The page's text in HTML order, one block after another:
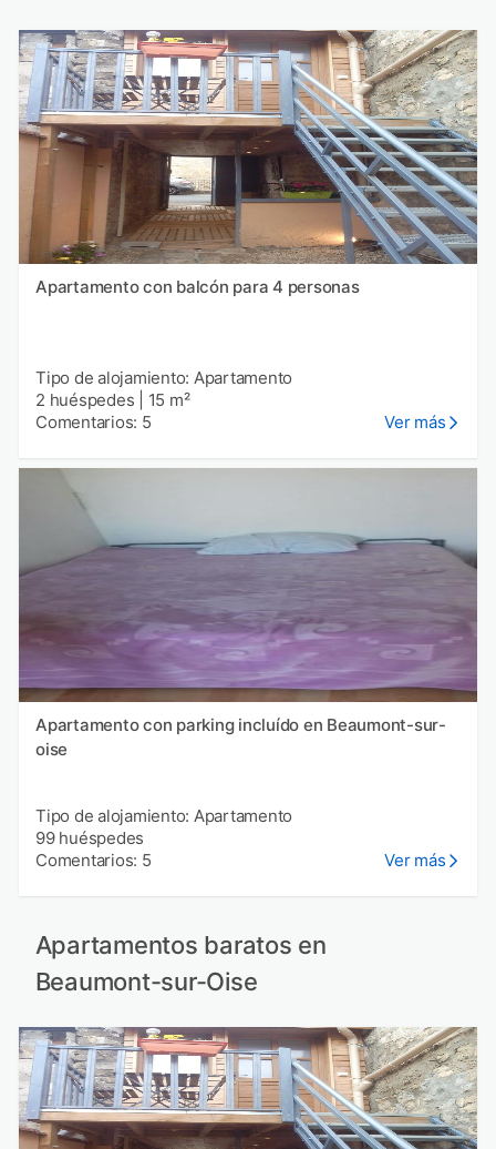
Apartamento con balcón para 4 personas
Tipo de alojamiento: Apartamento
2 huéspedes
15 m²
Comentarios: 5
Ver más
Apartamento con parking incluído en Beaumont-sur-
oise
Tipo de alojamiento: Apartamento
99 huéspedes
Comentarios: 5
Ver más
Apartamentos baratos en
Beaumont-sur-Oise